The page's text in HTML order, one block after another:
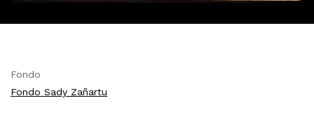
Fondo
Fondo Sady Zañartu